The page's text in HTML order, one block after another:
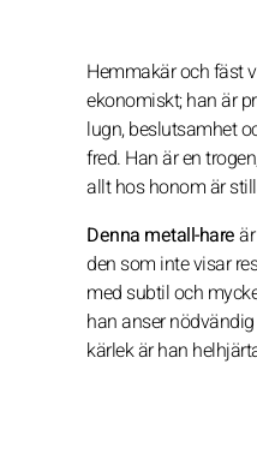
Hemmakär och fäst
ekonomiskt; han är
lugn, beslutsamhet
fred. Han är en
allt hos honom är
Denna metall-hare
den som inte visar
med subtil och
han anser
kärlek är han